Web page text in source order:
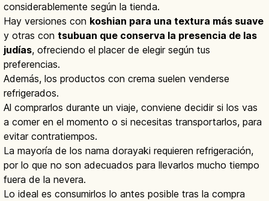
considerablemente según la tienda.
Hay versiones con koshian para una textura más suave
y otras con tsubuan que conserva la presencia de las
judías, ofreciendo el placer de elegir según tus
preferencias.
Además, los productos con crema suelen venderse
refrigerados.
Al comprarlos durante un viaje, conviene decidir si los vas
a comer en el momento o si necesitas transportarlos, para
evitar contratiempos.
La mayoría de los nama dorayaki requieren refrigeración,
por lo que no son adecuados para llevarlos mucho tiempo
fuera de la nevera.
Lo ideal es consumirlos lo antes posible tras la compra